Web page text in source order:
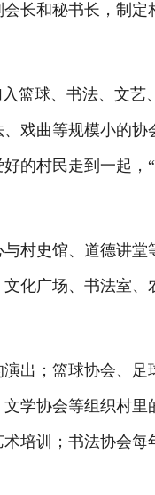
长和秘书长，制
球、书法、文艺
戏曲等规模小的
的村民走到一起，
史馆、道德讲堂
化广场、书法室
；篮球协会、足
学协会等组织村里
培训；书法协会